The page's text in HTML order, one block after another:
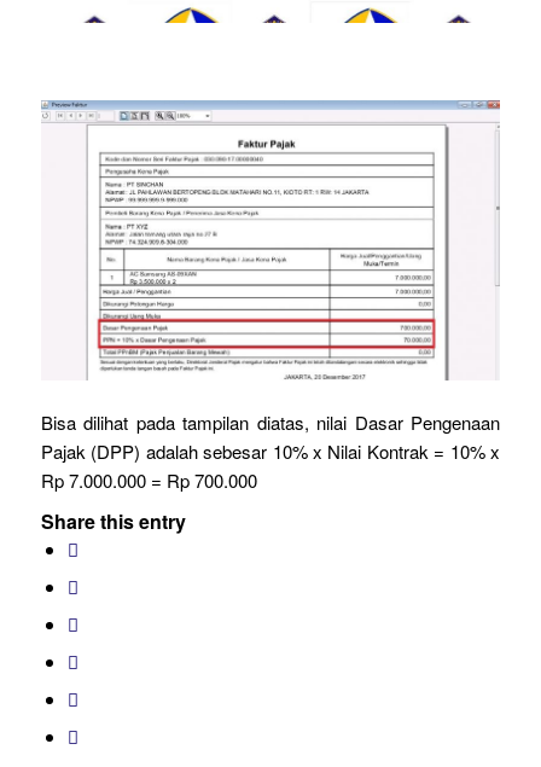
Bisa dilihat pada tampilan diatas, nilai Dasar Pengenaan
Pajak (DPP) adalah sebesar 10% x Nilai Kontrak = 10% x
Rp 7.000.000 = Rp 700.000
Share this entry